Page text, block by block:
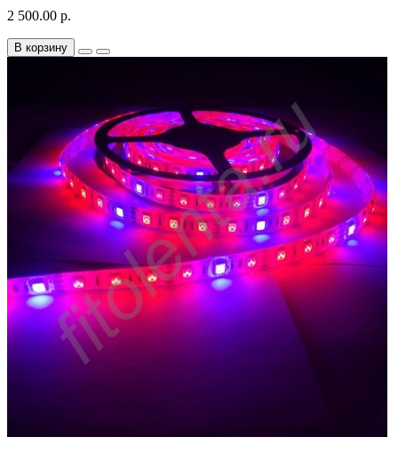
2 500.00 р.
В корзину